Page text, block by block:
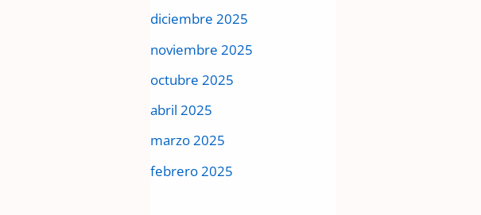
diciembre 2025
noviembre 2025
octubre 2025
abril 2025
marzo 2025
febrero 2025